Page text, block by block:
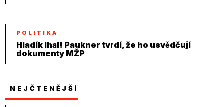
POLITIKA
Hladík lhal! Paukner tvrdí, že ho usvědčují
dokumenty MŽP
NEJČTENĚJŠÍ